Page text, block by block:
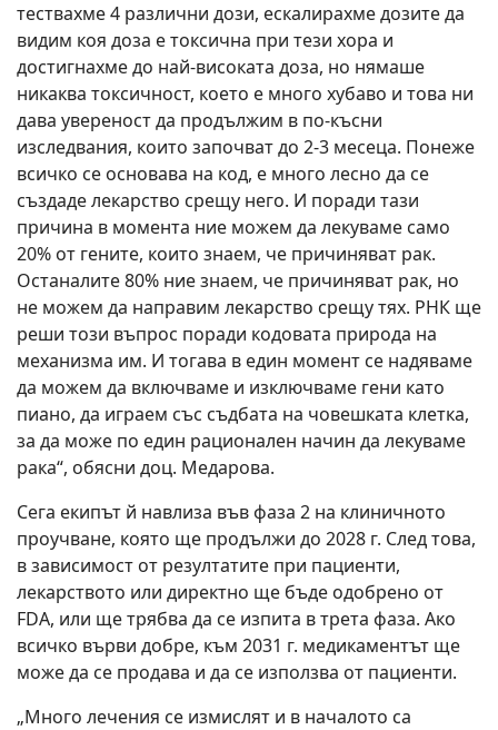
тествахме 4 различни дози, ескалирахме дозите да
видим коя доза е токсична при тези хора и
достигнахме до най-високата доза, но нямаше
никаква токсичност, което е много хубаво и това ни
дава увереност да продължим в по-късни
изследвания, които започват до 2-3 месеца. Понеже
всичко се основава на код, е много лесно да се
създаде лекарство срещу него. И поради тази
причина в момента ние можем да лекуваме само
20% от гените, които знаем, че причиняват рак.
Останалите 80% ние знаем, че причиняват рак, но
не можем да направим лекарство срещу тях. РНК ще
реши този въпрос поради кодовата природа на
механизма им. И тогава в един момент се надяваме
да можем да включваме и изключваме гени като
пиано, да играем със съдбата на човешката клетка,
за да може по един рационален начин да лекуваме
рака“, обясни доц. Медарова.
Сега екипът й навлиза във фаза 2 на клиничното
проучване, която ще продължи до 2028 г. След това,
в зависимост от резултатите при пациенти,
лекарството или директно ще бъде одобрено от
FDA, или ще трябва да се изпита в трета фаза. Ако
всичко върви добре, към 2031 г. медикаментът ще
може да се продава и да се използва от пациенти.
„Много лечения се измислят и в началото са